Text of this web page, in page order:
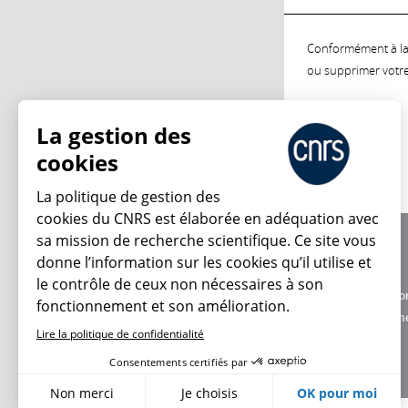
Conformément à
ou supprimer
Charte
Données
La gestion des
cookies
La politique de gestion des
cookies du CNRS est élaborée en adéquation avec
sa mission de recherche scientifique. Ce site vous
donne l’information sur les cookies qu’il utilise et
le contrôle de ceux non nécessaires à son
fonctionnement et son amélioration.
Lire la politique de confidentialité
Consentements certifiés par
Non merci Je choisis OK pour moi